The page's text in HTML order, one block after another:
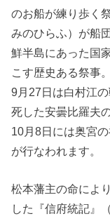
のお船が練り歩く
みのひらふ）が船
鮮半島にあった国
こす歴史ある祭事。
9月27日は白村江
死した安曇比羅夫
10月8日には奥宮
が行なわれます。
松本藩主の命によ
した『信府統記』